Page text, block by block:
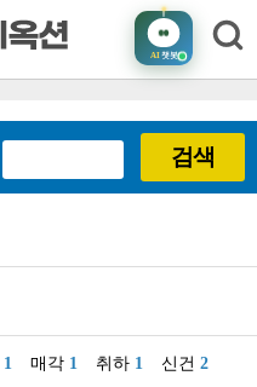
AI챗봇
검색
1 매각 1 취하 1 신건 2